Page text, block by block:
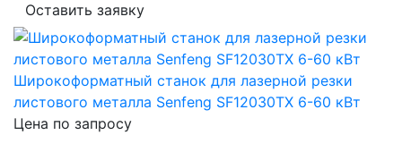
Оставить заявку
Широкоформатный станок для лазерной резки
листового металла Senfeng SF12030TX 6-60 кВт
Цена по запросу